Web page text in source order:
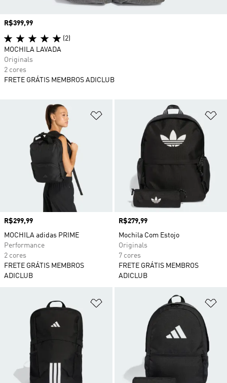
Adicionar à Lista de Desejos
Preço
R$299,99
MOCHILA adidas PRIME
Performance
2 cores
FRETE GRÁTIS MEMBROS
ADICLUB
Preço
R$279,99
Mochila Com Estojo
Originals
7 cores
FRETE GRÁTIS MEMBROS
ADICLUB
Adicionar à Lista de Desejos
Preço
R$399,99
(2)
MOCHILA LAVADA
Originals
2 cores
FRETE GRÁTIS MEMBROS ADICLUB